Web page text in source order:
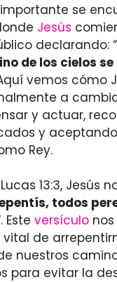
se
Jesús
declarando: “
de los cielos se
vemos cómo
a
y actuar,
y
Rey.
13:3, Jesús
todos
Este versículo
de
nuestros
para evitar la